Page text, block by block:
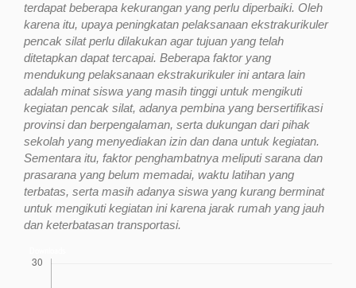
terdapat beberapa kekurangan yang perlu diperbaiki. Oleh
karena itu, upaya peningkatan pelaksanaan ekstrakurikuler
pencak silat perlu dilakukan agar tujuan yang telah
ditetapkan dapat tercapai. Beberapa faktor yang
mendukung pelaksanaan ekstrakurikuler ini antara lain
adalah minat siswa yang masih tinggi untuk mengikuti
kegiatan pencak silat, adanya pembina yang bersertifikasi
provinsi dan berpengalaman, serta dukungan dari pihak
sekolah yang menyediakan izin dan dana untuk kegiatan.
Sementara itu, faktor penghambatnya meliputi sarana dan
prasarana yang belum memadai, waktu latihan yang
terbatas, serta masih adanya siswa yang kurang berminat
untuk mengikuti kegiatan ini karena jarak rumah yang jauh
dan keterbatasan transportasi.